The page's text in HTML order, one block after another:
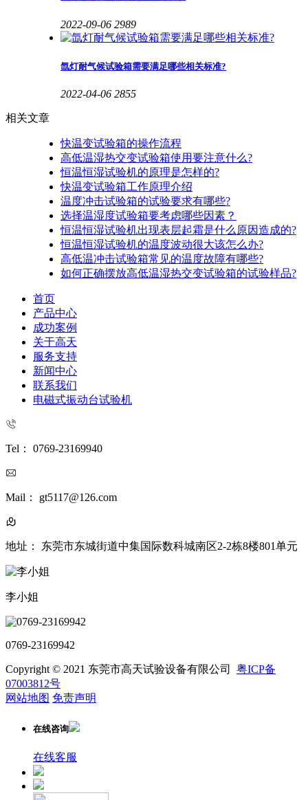
2022-09-06 2989
氙灯耐气候试验箱需要满足哪些相关标准?
2022-04-06 2855
相关文章
快温变试验箱的操作流程
高低温湿热交变试验箱使用要注意什么?
恒温恒湿试验机的原理是怎样的?
快温变试验箱工作原理介绍
温度冲击试验箱的试验要求有哪些?
选择温湿度试验箱要考虑哪些因素？
恒温恒湿试验机出现表层起霜是什么原因造成的?
恒温恒湿试验机的温度波动很大该怎么办?
高低温冲击试验箱常见的温度故障有哪些?
如何正确摆放高低温湿热交变试验箱的试验样品?
首页
产品中心
成功案例
关于高天
服务支持
新闻中心
联系我们
电磁式振动台试验机
Tel： 0769-23169940
Mail： gt5117@126.com
地址： 东莞市东城街道中集国际数科城南区2-2栋8楼801单元
李小姐
0769-23169942
Copyright © 2021 东莞市高天试验设备有限公司 粤ICP备
07003812号
网站地图 免责声明
在线咨询
在线客服